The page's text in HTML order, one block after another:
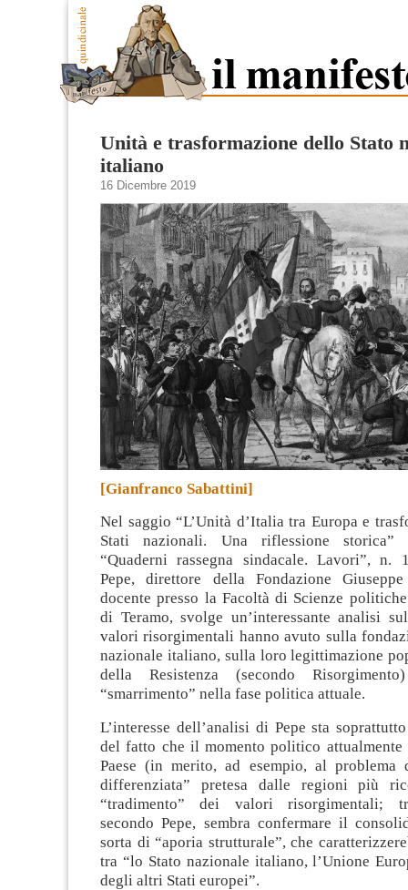
Unità e trasformazione dello Stato
italiano
16 Dicembre 2019
[Gianfranco Sabattini]
Nel saggio “L’Unità d’Italia tra Europa e
Stati nazionali. Una riflessione storica”
“Quaderni rassegna sindacale. Lavori”, n.
Pepe, direttore della Fondazione
docente presso la Facoltà di Scienze
di Teramo, svolge un’interessante analisi
valori risorgimentali hanno avuto sulla
nazionale italiano, sulla loro legittimazione
della Resistenza (secondo
“smarrimento” nella fase politica attuale.
L’interesse dell’analisi di Pepe sta
del fatto che il momento politico attualmente
Paese (in merito, ad esempio, al problema
differenziata” pretesa dalle regioni più
“tradimento” dei valori risorgimentali;
secondo Pepe, sembra confermare il
sorta di “aporia strutturale”, che
tra “lo Stato nazionale italiano, l’Unione
degli altri Stati europei”.